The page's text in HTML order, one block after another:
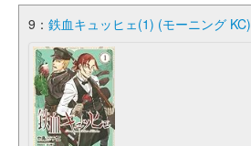
9： 鉄血キュッヒェ(1) (モーニング KC)